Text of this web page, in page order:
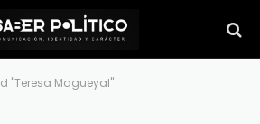
"Teresa Magueyal"